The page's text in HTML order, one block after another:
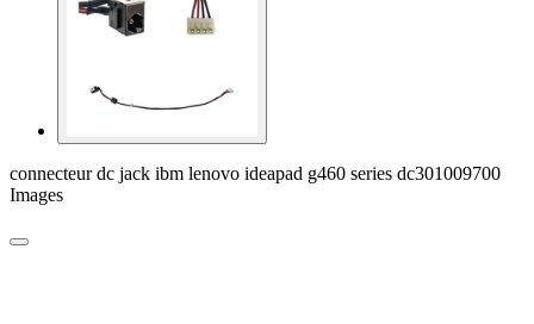
connecteur dc jack ibm lenovo ideapad g460 series dc301009700
Images